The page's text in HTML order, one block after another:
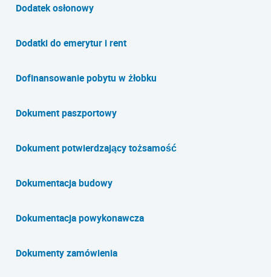
Dodatek osłonowy
Dodatki do emerytur i rent
Dofinansowanie pobytu w żłobku
Dokument paszportowy
Dokument potwierdzający tożsamość
Dokumentacja budowy
Dokumentacja powykonawcza
Dokumenty zamówienia